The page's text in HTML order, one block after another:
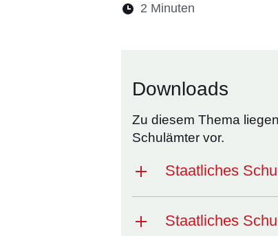
Lesedauer:
2 Minuten
Downloads
Zu diesem Thema
Schulämter vor.
Staatliches
Staatliches